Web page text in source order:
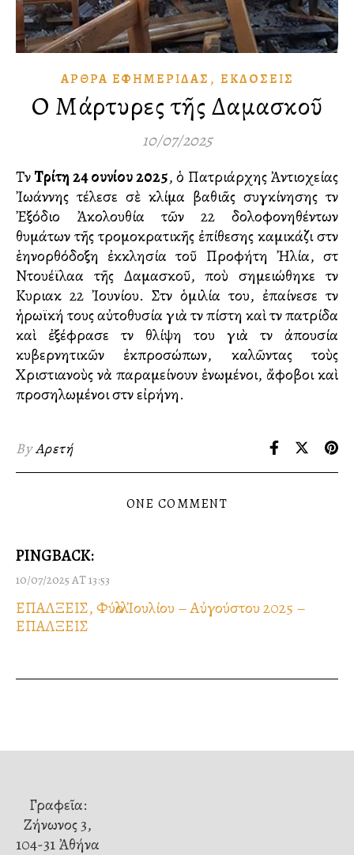
ἌΡΘΡΑ ἘΦΗΜΕΡΊΔΑΣ , ἘΚΔΌΣΕΙΣ
Οἱ Μάρτυρες τῆς Δαμασκοῦ
10/07/2025
ΤὴνΤρίτη 24 Ἰουνίου 2025, ὁ Πατριάρχης Ἀντιοχείας
Ἰωάννης τέλεσε σὲ κλίμα βαθιᾶς συγκίνησης τὴν
Ἐξόδιο Ἀκολουθία τῶν 22 δολοφονηθέντων
θυμάτων τῆς τρομοκρατικῆς ἐπίθεσης καμικάζι στὴν
ἑλληνορθόδοξη ἐκκλησία τοῦ Προφήτη Ἠλία, στὴ
Ντουέϊλαα τῆς Δαμασκοῦ, ποὺ σημειώθηκε τὴν
Κυριακὴ 22 Ἰουνίου. Στὴν ὁμιλία του, ἐπαίνεσε τὴν
ἡρωϊκή τους αὐτοθυσία γιὰ τὴν πίστη καὶ τὴν πατρίδα
καὶ ἐξέφρασε τὴν θλίψη του γιὰ τὴν ἀπουσία
κυβερνητικῶν ἐκπροσώπων, καλῶντας τοὺς
Χριστιανοὺς νὰ παραμείνουν ἑνωμένοι, ἄφοβοι καὶ
προσηλωμένοι στὴν εἰρήνη.
ByΑρετή
ONE COMMENT
PINGBACK:
10/07/2025 AT 13:53
ΕΠΑΛΞΕΙΣ, Φύλλο Ἰουλίου – Αὐγούστου 2025 –
ΕΠΑΛΞΕΙΣ
Γραφεῖα:
Ζήνωνος 3,
104-31 Ἀθήνα